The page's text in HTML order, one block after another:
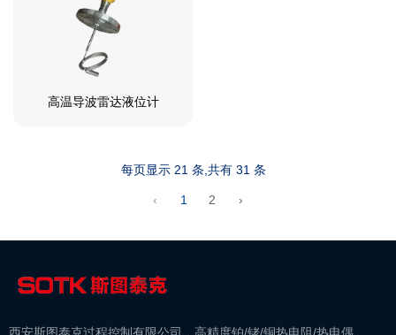
高温导波雷达液位计
每页显示 21 条,共有 31 条
‹ 1 2 ›